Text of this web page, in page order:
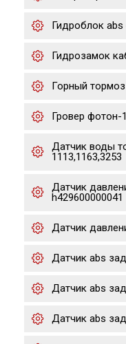
Гидроблок
Гидрозамок
Горный
Гровер фотон-
Датчик воды
1113,1163,3253
Датчик
h429600000041
Датчик
Датчик abs
Датчик abs
Датчик abs